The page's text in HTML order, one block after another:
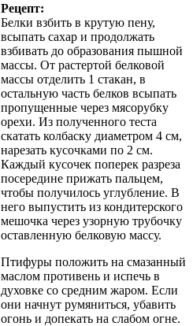
Рецепт:
Белки взбить в крутую пену,
всыпать сахар и продолжать
взбивать до образования пышной
массы. От растертой белковой
массы отделить 1 стакан, в
остальную часть белков всыпать
пропущенные через мясорубку
орехи. Из полученного теста
скатать колбаску диаметром 4 см,
нарезать кусочками по 2 см.
Каждый кусочек поперек разреза
посередине прижать пальцем,
чтобы получилось углубление. В
него выпустить из кондитерского
мешочка через узорную трубочку
оставленную белковую массу.
Птифуры положить на смазанный
маслом противень и испечь в
духовке со средним жаром. Если
они начнут румяниться, убавить
огонь и допекать на слабом огне.